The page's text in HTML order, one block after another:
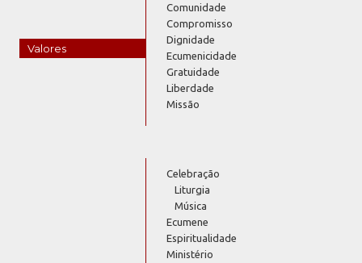
Valores
Comunidade
Compromisso
Dignidade
Ecumenicidade
Gratuidade
Liberdade
Missão
Celebração
Liturgia
Música
Ecumene
Espiritualidade
Ministério